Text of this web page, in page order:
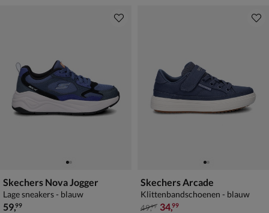
Skechers Nova Jogger
Lage sneakers - blauw
€ 59,99
59,99
Skechers Arcade
Klittenbandschoenen - blauw
van € 49,99 voor € 34,99
49,99 34,99